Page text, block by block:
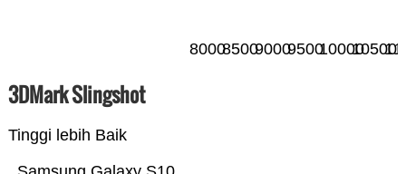
80008500900095001000010500
3DMark Slingshot
Tinggi lebih Baik